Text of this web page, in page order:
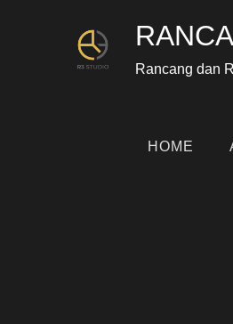
Rancang dan
HOME